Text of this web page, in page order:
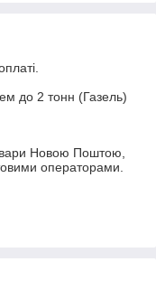
до 2 тонн (Газель)
Новою Поштою,
операторами.